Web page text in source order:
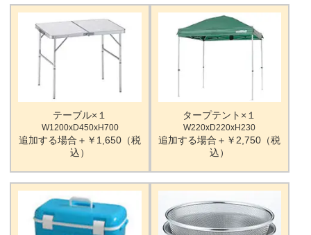
テーブル×１
W1200xD450xH700
追加する場合＋￥1,650（税
込）
タープテント×１
W220xD220xH230
追加する場合＋￥2,750（税
込）